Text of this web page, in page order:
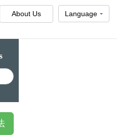
Language
About Us